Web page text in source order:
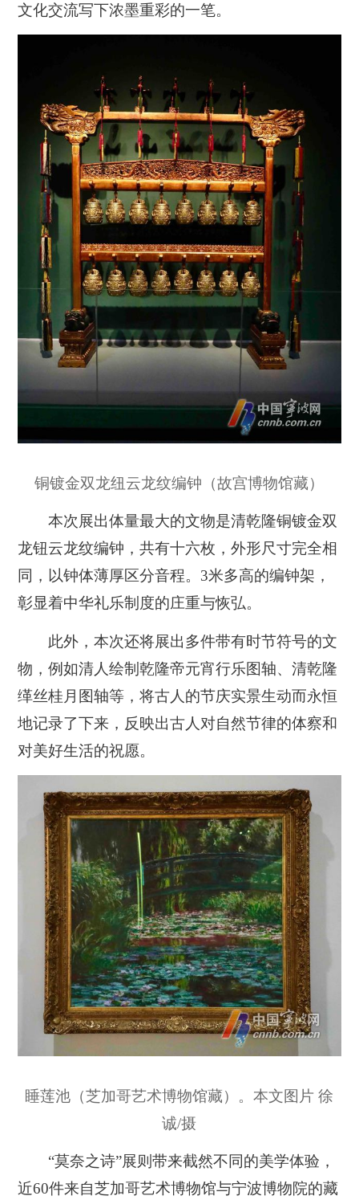
文化交流写下浓墨重彩的一笔。
铜镀金双龙纽云龙纹编钟（故宫博物馆藏）
本次展出体量最大的文物是清乾隆铜镀金双
龙钮云龙纹编钟，共有十六枚，外形尺寸完全相
同，以钟体薄厚区分音程。3米多高的编钟架，
彰显着中华礼乐制度的庄重与恢弘。
此外，本次还将展出多件带有时节符号的文
物，例如清人绘制乾隆帝元宵行乐图轴、清乾隆
缂丝桂月图轴等，将古人的节庆实景生动而永恒
地记录了下来，反映出古人对自然节律的体察和
对美好生活的祝愿。
睡莲池（芝加哥艺术博物馆藏）。本文图片 徐
诚/摄
“莫奈之诗”展则带来截然不同的美学体验，
近60件来自芝加哥艺术博物馆与宁波博物院的藏